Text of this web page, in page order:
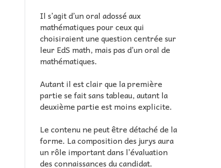
Il s’agit d’un oral adossé aux
mathématiques pour ceux qui
choisiraient une question centrée sur
leur EdS math, mais pas d’un oral de
mathématiques.
Autant il est clair que la première
partie se fait sans tableau, autant la
deuxième partie est moins explicite.
Le contenu ne peut être détaché de la
forme. La composition des jurys aura
un rôle important dans l’évaluation
des connaissances du candidat.